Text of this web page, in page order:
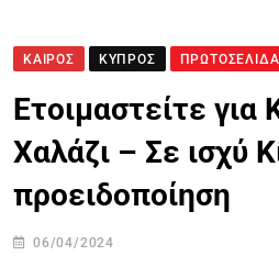
ΚΑΙΡΟΣ ΚΎΠΡΟΣ ΠΡΩΤΟΣΈΛΙΔΑ
Ετοιμαστείτε για
Χαλάζι – Σε ισχύ
προειδοποίηση
06/04/2024